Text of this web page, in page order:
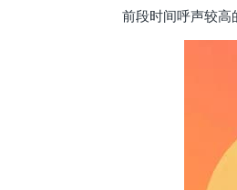
前段时间呼声较高